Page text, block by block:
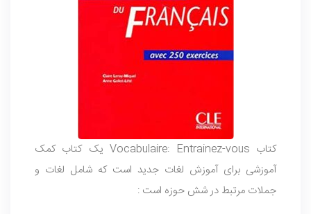
کتاب Vocabulaire: Entrainez-vous یک کتاب کمک
آموزشی برای آموزش لغات جدید است که شامل لغات و
جملات مرتبط در شش حوزه است :